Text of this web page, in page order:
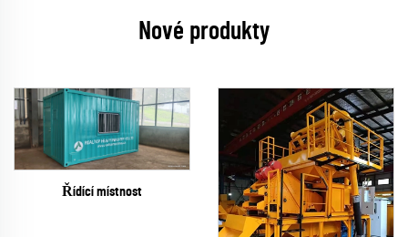
Nové produkty
Řídící místnost